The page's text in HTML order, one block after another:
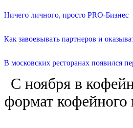
Ничего личного, просто PRO-Бизнес
Как завоевывать партнеров и
В московских ресторанах появился
С ноября в
формат